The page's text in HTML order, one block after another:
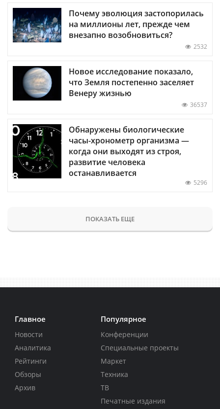
Почему эволюция застопорилась
на миллионы лет, прежде чем
внезапно возобновиться?
2532
Новое исследование показало,
что Земля постепенно заселяет
Венеру жизнью
36537
Обнаружены биологические
часы-хронометр организма —
когда они выходят из строя,
развитие человека
останавливается
5296
ПОКАЗАТЬ ЕЩЕ
Главное
Новости
Аналитика
Рейтинги
Обзоры
Архив
Популярное
Конференции
Специальные проекты
Маркет
Техника
ТВ
Печатные издания